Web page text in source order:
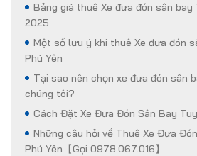
Bảng giá thuê Xe đưa đón sân bay
2025
Một số lưu ý khi thuê Xe đưa đón
Phú Yên
Tại sao nên chọn xe đưa đón sân
chúng tôi?
Cách Đặt Xe Đưa Đón Sân Bay
Những câu hỏi về Thuê Xe Đưa
Phú Yên【Gọi 0978.067.016】